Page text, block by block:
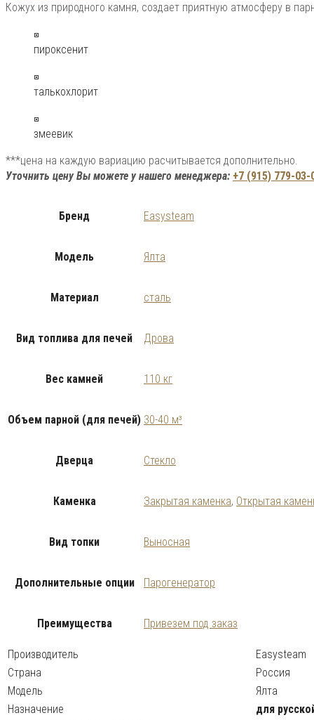
Кожух из природного камня, создает приятную атмосферу в
пироксенит
талькохлорит
змеевик
***цена на каждую вариацию расчитывается дополнительно.
Уточнить цену Вы можете у нашего менеджера: +7 (915) 779-03-
Бренд Easysteam
Модель Ялта
Материал сталь
Вид топлива для печей Дрова
Вес камней 110 кг
Объем парной (для печей) 30-40 м³
Дверца Стекло
Каменка Закрытая каменка, Открытая
Вид топки Выносная
Дополнительные опции Парогенератор
Преимущества Привезем под заказ
Производитель
Easysteam
Страна
Россия
Модель
Ялта
Назначение
для